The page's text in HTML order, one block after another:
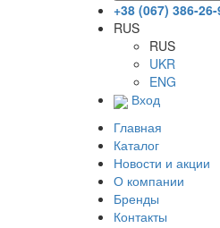
+38 (067) 386-
RUS
RUS
UKR
ENG
Вход
Главная
Каталог
Новости и акции
О компании
Бренды
Контакты